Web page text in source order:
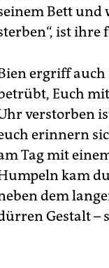
Bett und
ist ihre
ergriff auch
Euch
verstorben
erinnern
Tag mit
kam
dem
Gestalt –